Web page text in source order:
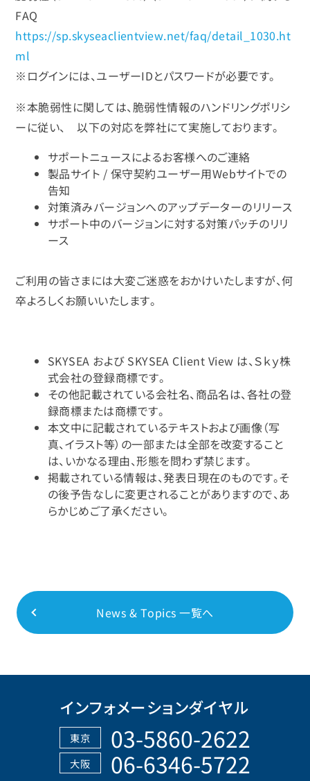
FAQ
https://sp.skyseaclientview.net/faq/detail_1030.ht
ml
※ログインには、ユーザーIDとパスワードが必要です。
※本脆弱性に関しては、脆弱性情報のハンドリングポリシ
ーに従い、 以下の対応を弊社にて実施しております。
サポートニュースによるお客様へのご連絡
製品サイト / 保守契約ユーザー用Webサイトでの
告知
対策済みバージョンへのアップデーターのリリース
サポート中のバージョンに対する対策パッチのリリ
ース
ご利用の皆さまには大変ご迷惑をおかけいたしますが、何
卒よろしくお願いいたします。
SKYSEA および SKYSEA Client View は、Ｓｋｙ株
式会社の登録商標です。
その他記載されている会社名、商品名は、各社の登
録商標または商標です。
本文中に記載されているテキストおよび画像（写
真、イラスト等）の一部または全部を改変すること
は、いかなる理由、形態を問わず禁じます。
掲載されている情報は、発表日現在のものです。そ
の後予告なしに変更されることがありますので、あ
らかじめご了承ください。
News & Topics 一覧へ
インフォメーションダイヤル
東京 03-5860-2622
大阪 06-6346-5722